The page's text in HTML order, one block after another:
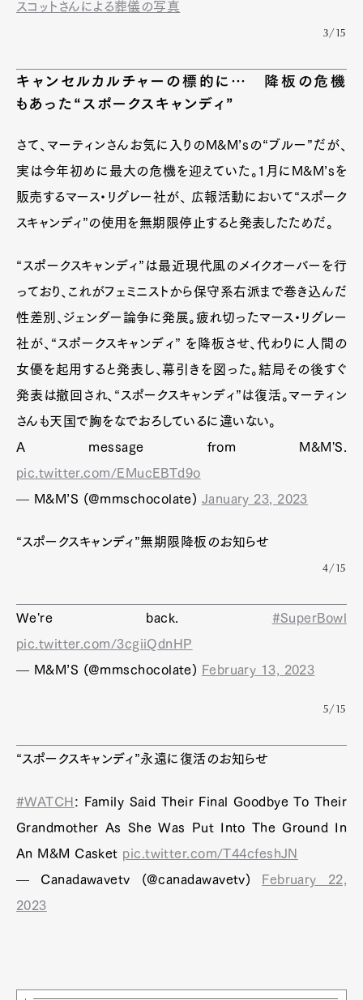
スコットさんによる葬儀の写真
3/15
キャンセルカルチャーの標的に… 降板の危機
もあった“スポークスキャンディ”
さて、マーティンさんお気に入りのM&M’sの“ブルー”だが、
実は今年初めに最大の危機を迎えていた。1月にM&M’sを
販売するマース・リグレー社が、 広報活動において“スポーク
スキャンディ”の使用を無期限停止すると発表したためだ。
“スポークスキャンディ”は最近現代風のメイクオーバーを行
っており、これがフェミニストから保守系右派まで巻き込んだ
性差別、ジェンダー論争に発展。疲れ切ったマース・リグレー
社が、“スポークスキャンディ” を降板させ、代わりに人間の
女優を起用すると発表し、幕引きを図った。結局その後すぐ
発表は撤回され、“スポークスキャンディ”は復活。マーティン
さんも天国で胸をなでおろしているに違いない。
A message from M&M'S.
pic.twitter.com/EMucEBTd9o
— M&M’S (@mmschocolate) January 23, 2023
“スポークスキャンディ”無期限降板のお知らせ
4/15
We're back. #SuperBowl
pic.twitter.com/3cgiiQdnHP
— M&M’S (@mmschocolate)
February 13, 2023
5/15
“スポークスキャンディ”永遠に復活のお知らせ
#WATCH : Family Said Their Final Goodbye To Their
Grandmother As She Was Put Into The Ground In
An M&M Casket pic.twitter.com/T44cfeshJN
— Canadawavetv (@canadawavetv)
February 22,
2023